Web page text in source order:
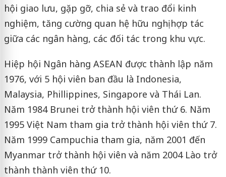
hội giao lưu, gặp gỡ, chia sẻ và trao đổi kinh
nghiệm, tăng cường quan hệ hữu nghị hợp tác
giữa các ngân hàng, các đối tác trong khu vực.
Hiệp hội Ngân hàng ASEAN được thành lập năm
1976, với 5 hội viên ban đầu là Indonesia,
Malaysia, Phillippines, Singapore và Thái Lan.
Năm 1984 Brunei trở thành hội viên thứ 6. Năm
1995 Việt Nam tham gia trở thành hội viên thứ 7.
Năm 1999 Campuchia tham gia, năm 2001 đến
Myanmar trở thành hội viên và năm 2004 Lào trở
thành thành viên thứ 10.